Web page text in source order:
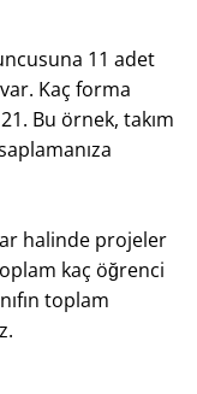
11 adet
Kaç forma
Bu örnek, takım
halinde projeler
kaç öğrenci
toplam